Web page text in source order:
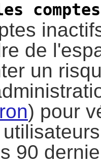
de
un
) pour
90